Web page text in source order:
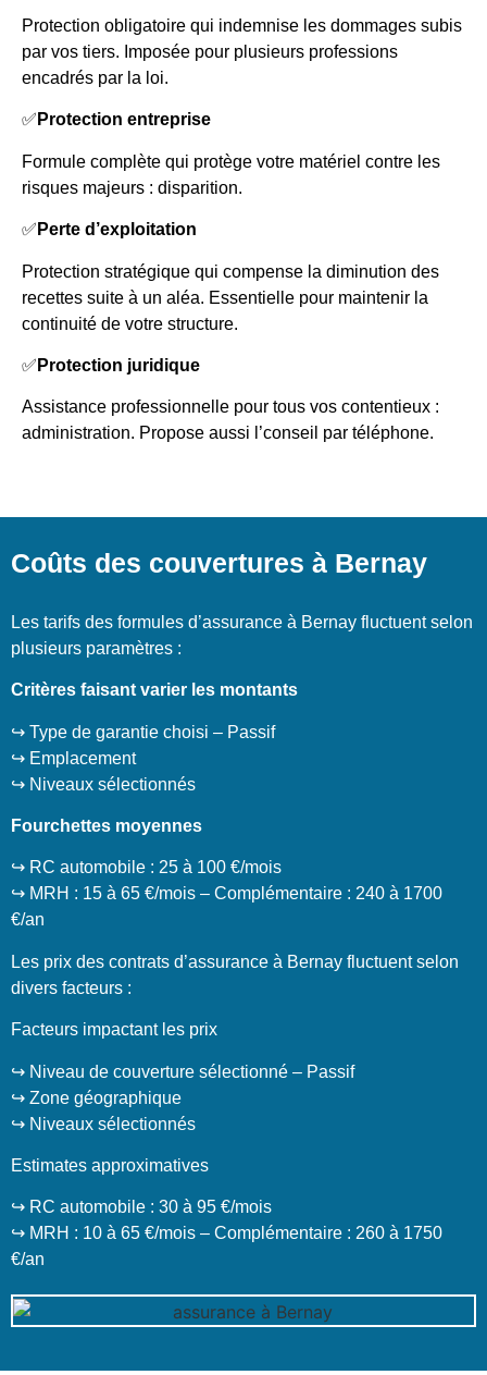
Protection obligatoire qui indemnise les dommages subis
par vos tiers. Imposée pour plusieurs professions
encadrés par la loi.
✅ Protection entreprise
Formule complète qui protège votre matériel contre les
risques majeurs : disparition.
✅ Perte d’exploitation
Protection stratégique qui compense la diminution des
recettes suite à un aléa. Essentielle pour maintenir la
continuité de votre structure.
✅ Protection juridique
Assistance professionnelle pour tous vos contentieux :
administration. Propose aussi l’conseil par téléphone.
Coûts des couvertures à Bernay
Les tarifs des formules d’assurance à Bernay fluctuent selon
plusieurs paramètres :
Critères faisant varier les montants
↪️ Type de garantie choisi – Passif
↪️ Emplacement
↪️ Niveaux sélectionnés
Fourchettes moyennes
↪️ RC automobile : 25 à 100 €/mois
↪️ MRH : 15 à 65 €/mois – Complémentaire : 240 à 1700
€/an
Les prix des contrats d’assurance à Bernay fluctuent selon
divers facteurs :
Facteurs impactant les prix
↪️ Niveau de couverture sélectionné – Passif
↪️ Zone géographique
↪️ Niveaux sélectionnés
Estimates approximatives
↪️ RC automobile : 30 à 95 €/mois
↪️ MRH : 10 à 65 €/mois – Complémentaire : 260 à 1750
€/an